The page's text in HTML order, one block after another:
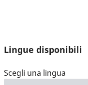
Lingue disponibili
Scegli una lingua